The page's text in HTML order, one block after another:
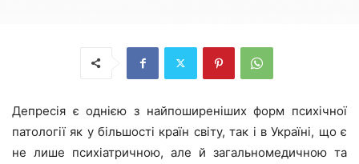
Депресія є однією з найпоширеніших форм психічної
патології як у більшості країн світу, так і в Україні, що є
не лише психіатричною, але й загальномедичною та